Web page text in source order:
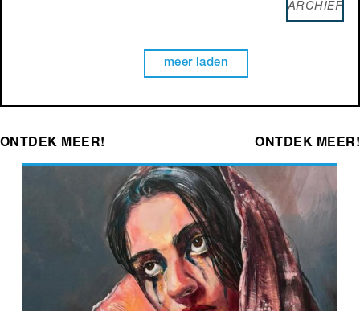
ARCHIEF
meer laden
ONTDEK MEER! ONTDEK MEER!